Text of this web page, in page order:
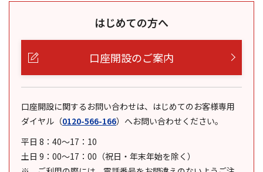
はじめての方へ
口座開設のご案内
口座開設に関するお問い合わせは、はじめてのお客様専用
ダイヤル （0120-566-166） へお問い合わせください。
平日 8：40～17：10
土日 9：00～17：00（祝日・年末年始を除く）